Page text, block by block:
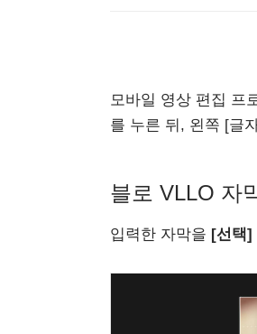
모바일 영상 편집 프
를 누른 뒤, 왼쪽 [글
블로 VLLO 자
입력한 자막을 [선택]